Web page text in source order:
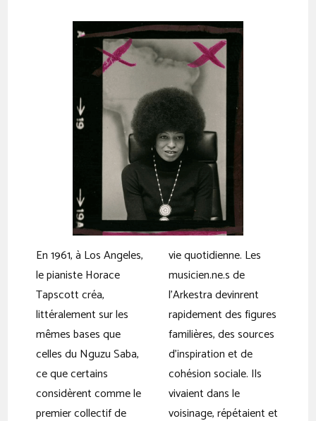
En 1961, à Los Angeles,
le pianiste Horace
Tapscott créa,
littéralement sur les
mêmes bases que
celles du Nguzu Saba,
ce que certains
considèrent comme le
premier collectif de
vie quotidienne. Les
musicien.ne.s de
l’Arkestra devinrent
rapidement des figures
familières, des sources
d’inspiration et de
cohésion sociale. Ils
vivaient dans le
voisinage, répétaient et